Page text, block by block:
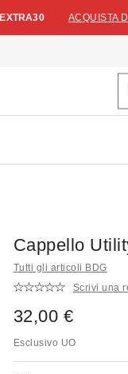
ACQUISTA
Cappello
Tutti gli articoli BDG
Scrivi una
32,00 €
Esclusivo UO